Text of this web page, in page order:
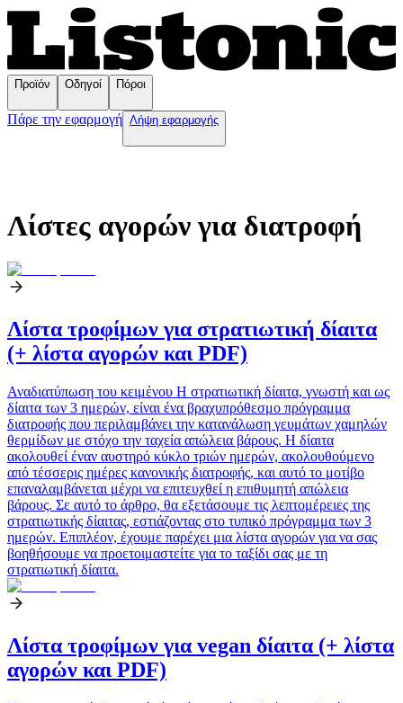
Προϊόν Οδηγοί Πόροι
Πάρε την εφαρμογή Λήψη εφαρμογής
Λίστες αγορών για διατροφή
Λίστα τροφίμων για στρατιωτική δίαιτα
(+ λίστα αγορών και PDF)
Αναδιατύπωση του κειμένου Η στρατιωτική δίαιτα, γνωστή και ως
δίαιτα των 3 ημερών, είναι ένα βραχυπρόθεσμο πρόγραμμα
διατροφής που περιλαμβάνει την κατανάλωση γευμάτων χαμηλών
θερμίδων με στόχο την ταχεία απώλεια βάρους. Η δίαιτα
ακολουθεί έναν αυστηρό κύκλο τριών ημερών, ακολουθούμενο
από τέσσερις ημέρες κανονικής διατροφής, και αυτό το μοτίβο
επαναλαμβάνεται μέχρι να επιτευχθεί η επιθυμητή απώλεια
βάρους. Σε αυτό το άρθρο, θα εξετάσουμε τις λεπτομέρειες της
στρατιωτικής δίαιτας, εστιάζοντας στο τυπικό πρόγραμμα των 3
ημερών. Επιπλέον, έχουμε παρέχει μια λίστα αγορών για να σας
βοηθήσουμε να προετοιμαστείτε για το ταξίδι σας με τη
στρατιωτική δίαιτα.
Λίστα τροφίμων για vegan δίαιτα (+ λίστα
αγορών και PDF)